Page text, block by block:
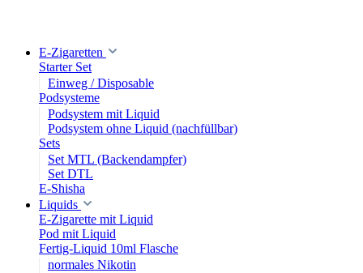
E-Zigaretten
Starter Set
Einweg / Disposable
Podsysteme
Podsystem mit Liquid
Podsystem ohne Liquid (nachfüllbar)
Sets
Set MTL (Backendampfer)
Set DTL
E-Shisha
Liquids
E-Zigarette mit Liquid
Pod mit Liquid
Fertig-Liquid 10ml Flasche
normales Nikotin